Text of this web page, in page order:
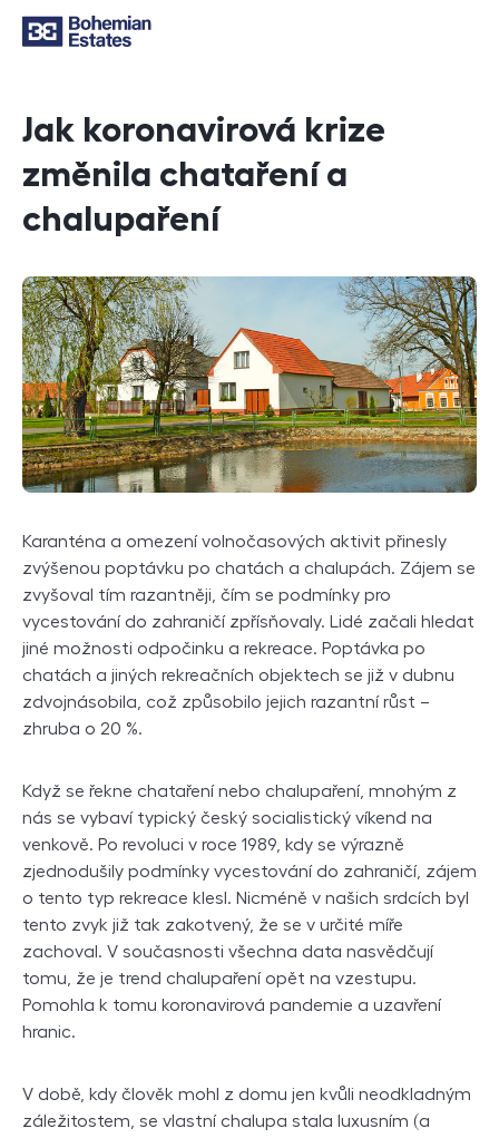
Jak koronavirová krize
změnila chataření a
chalupaření
Karanténa a omezení volnočasových aktivit přinesly
zvýšenou poptávku po chatách a chalupách. Zájem se
zvyšoval tím razantněji, čím se podmínky pro
vycestování do zahraničí zpřísňovaly. Lidé začali hledat
jiné možnosti odpočinku a rekreace. Poptávka po
chatách a jiných rekreačních objektech se již v dubnu
zdvojnásobila, což způsobilo jejich razantní růst –
zhruba o 20 %.
Když se řekne chataření nebo chalupaření, mnohým z
nás se vybaví typický český socialistický víkend na
venkově. Po revoluci v roce 1989, kdy se výrazně
zjednodušily podmínky vycestování do zahraničí, zájem
o tento typ rekreace klesl. Nicméně v našich srdcích byl
tento zvyk již tak zakotvený, že se v určité míře
zachoval. V současnosti všechna data nasvědčují
tomu, že je trend chalupaření opět na vzestupu.
Pomohla k tomu koronavirová pandemie a uzavření
hranic.
V době, kdy člověk mohl z domu jen kvůli neodkladným
záležitostem, se vlastní chalupa stala luxusním (a